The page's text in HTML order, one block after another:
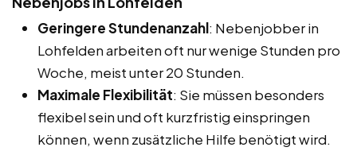
Geringere Stundenanzahl: Nebenjobber in
Lohfelden arbeiten oft nur wenige Stunden pro
Woche, meist unter 20 Stunden.
Maximale Flexibilität: Sie müssen besonders
flexibel sein und oft kurzfristig einspringen
können, wenn zusätzliche Hilfe benötigt wird.